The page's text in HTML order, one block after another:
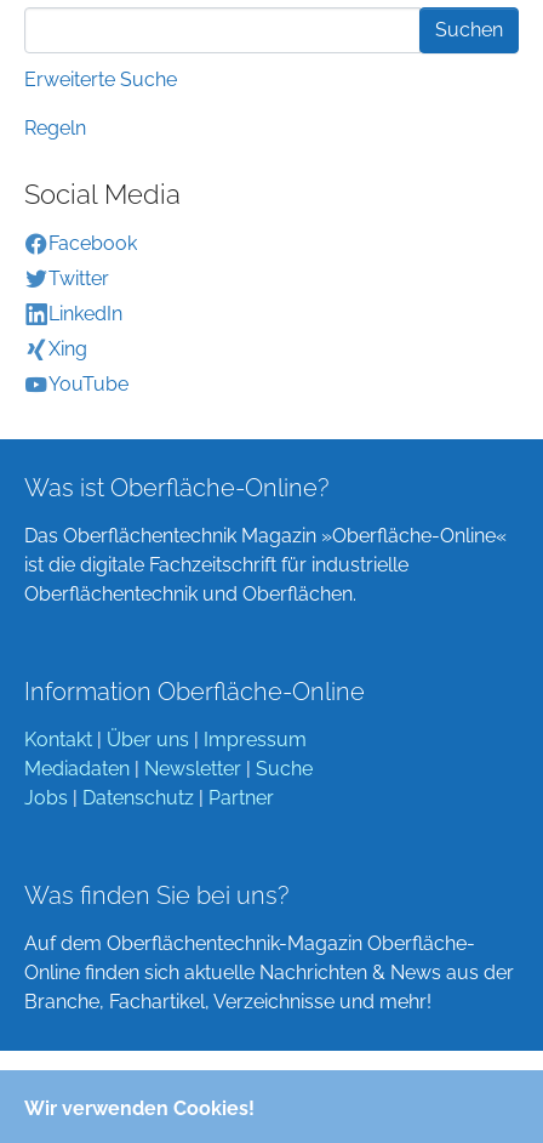
Wir verwenden Cookies!
Erweiterte Suche
Regeln
Social Media
Facebook
Twitter
LinkedIn
Xing
YouTube
Was ist Oberfläche-Online?
Das Oberflächentechnik Magazin »Oberfläche-Online«
ist die digitale Fachzeitschrift für industrielle
Oberflächentechnik und Oberflächen.
Information Oberfläche-Online
Kontakt Über uns
Impressum
Mediadaten
Newsletter
Suche
Jobs
Datenschutz Partner
Was finden Sie bei uns?
Auf dem Oberflächentechnik-Magazin Oberfläche-
Online finden sich aktuelle Nachrichten & News aus der
Branche, Fachartikel, Verzeichnisse und mehr!
Deutsch